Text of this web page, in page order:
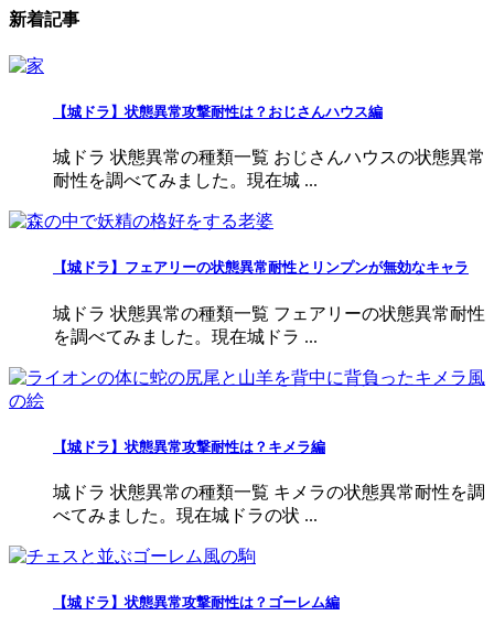
新着記事
【城ドラ】状態異常攻撃耐性は？おじさんハウス編
城ドラ 状態異常の種類一覧 おじさんハウスの状態異常
耐性を調べてみました。現在城 ...
【城ドラ】フェアリーの状態異常耐性とリンプンが無効なキャラ
城ドラ 状態異常の種類一覧 フェアリーの状態異常耐性
を調べてみました。現在城ドラ ...
【城ドラ】状態異常攻撃耐性は？キメラ編
城ドラ 状態異常の種類一覧 キメラの状態異常耐性を調
べてみました。現在城ドラの状 ...
【城ドラ】状態異常攻撃耐性は？ゴーレム編